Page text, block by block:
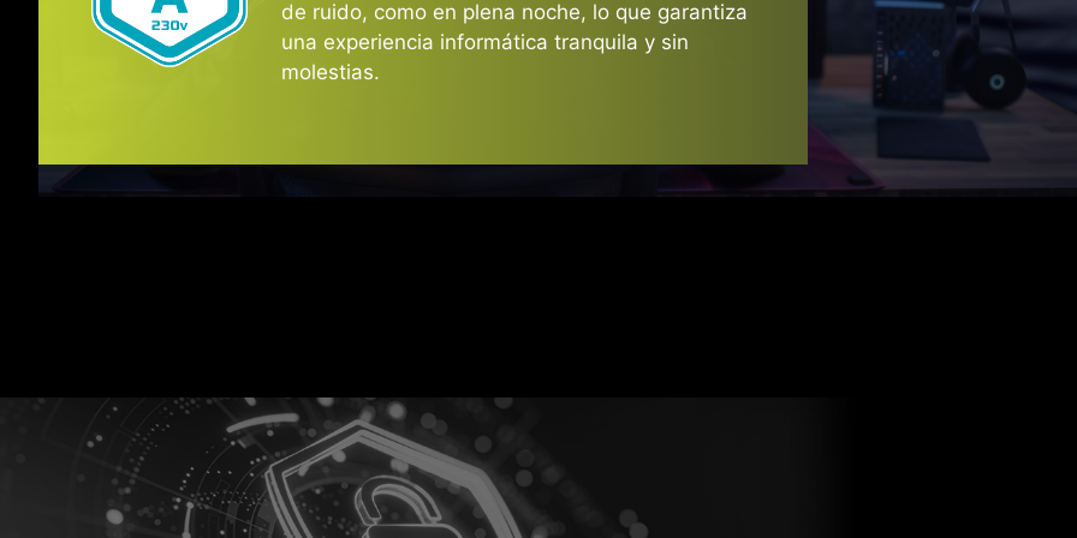
3X
de ruido, como en plena noche, lo que garantiza
una experiencia informática tranquila y sin
molestias.